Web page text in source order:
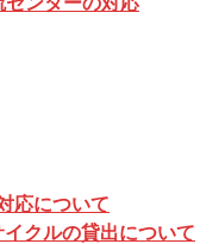
応について
イクルの貸出について